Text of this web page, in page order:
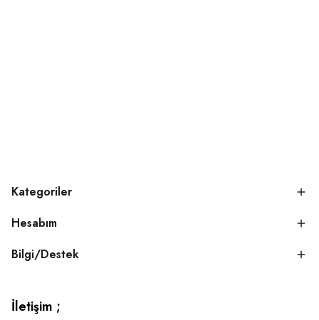
Kategoriler
Hesabım
Bilgi/Destek
İletişim ;